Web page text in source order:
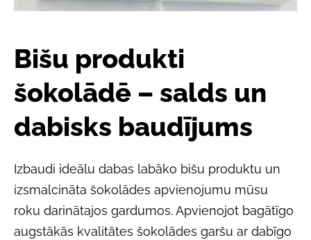
Bišu produkti
šokolādē – salds un
dabisks baudījums
Izbaudi ideālu dabas labāko bišu produktu un
izsmalcināta šokolādes apvienojumu mūsu
roku darinātajos gardumos. Apvienojot bagātīgo
augstākās kvalitātes šokolādes garšu ar dabīgo